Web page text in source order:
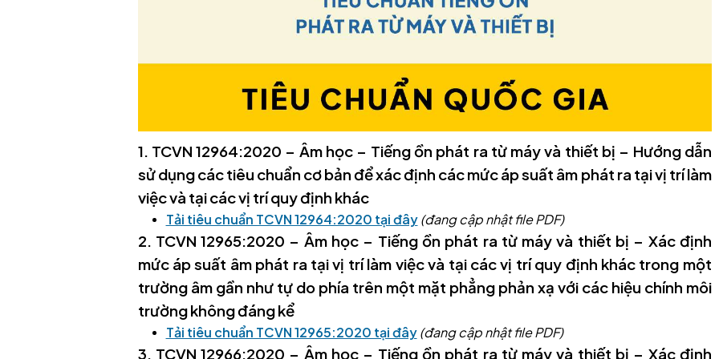
1. TCVN 12964:2020 – Âm học – Tiếng ồn phát ra từ máy và thiết bị – Hướng dẫn
sử dụng các tiêu chuẩn cơ bản để xác định các mức áp suất âm phát ra tại vị trí làm
việc và tại các vị trí quy định khác
Tải tiêu chuẩn TCVN 12964:2020 tại đây (đang cập nhật file PDF)
2. TCVN 12965:2020 – Âm học – Tiếng ồn phát ra từ máy và thiết bị – Xác định
mức áp suất âm phát ra tại vị trí làm việc và tại các vị trí quy định khác trong một
trường âm gần như tự do phía trên một mặt phẳng phản xạ với các hiệu chính môi
trường không đáng kể
Tải tiêu chuẩn TCVN 12965:2020 tại đây (đang cập nhật file PDF)
3. TCVN 12966:2020 – Âm học – Tiếng ồn phát ra từ máy và thiết bị – Xác định